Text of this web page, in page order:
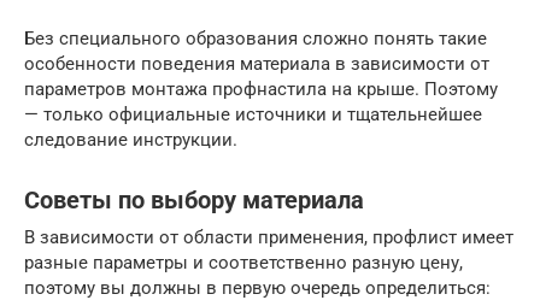
Без специального образования сложно понять такие
особенности поведения материала в зависимости от
параметров монтажа профнастила на крыше. Поэтому
— только официальные источники и тщательнейшее
следование инструкции.
Советы по выбору материала
В зависимости от области применения, профлист имеет
разные параметры и соответственно разную цену,
поэтому вы должны в первую очередь определиться: